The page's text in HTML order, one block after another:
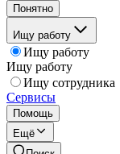
Понятно
Ищу работу
Ищу работу
Ищу работу
Ищу сотрудника
Сервисы
Помощь
Ещё